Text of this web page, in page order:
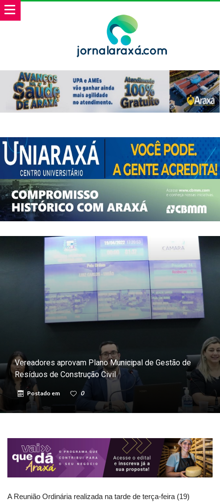
Vereadores aprovam Plano Municipal de Gestão de
Resíduos de Construção Civil
Postado em 0
A Reunião Ordinária realizada na tarde de terça-feira (19)